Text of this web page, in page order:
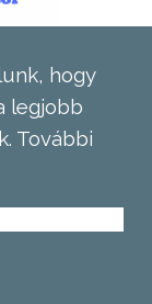
hogy
legjobb
További